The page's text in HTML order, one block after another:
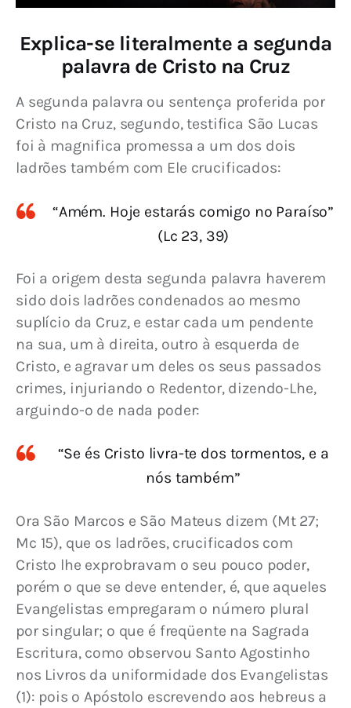
Explica-se literalmente a segunda
palavra de Cristo na Cruz
A segunda palavra ou sentença proferida por
Cristo na Cruz, segundo, testifica São Lucas
foi à magnifica promessa a um dos dois
ladrões também com Ele crucificados:
“Amém. Hoje estarás comigo no Paraíso”
(Lc 23, 39)
Foi a origem desta segunda palavra haverem
sido dois ladrões condenados ao mesmo
suplício da Cruz, e estar cada um pendente
na sua, um à direita, outro à esquerda de
Cristo, e agravar um deles os seus passados
crimes, injuriando o Redentor, dizendo-Lhe,
arguindo-o de nada poder:
“Se és Cristo livra-te dos tormentos, e a
nós também”
Ora São Marcos e São Mateus dizem (Mt 27;
Mc 15), que os ladrões, crucificados com
Cristo lhe exprobravam o seu pouco poder,
porém o que se deve entender, é, que aqueles
Evangelistas empregaram o número plural
por singular; o que é freqüente na Sagrada
Escritura, como observou Santo Agostinho
nos Livros da uniformidade dos Evangelistas
(1): pois o Apóstolo escrevendo aos hebreus a